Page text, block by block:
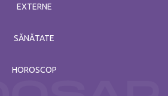
EXTERNE
SĂNĂTATE
HOROSCOP